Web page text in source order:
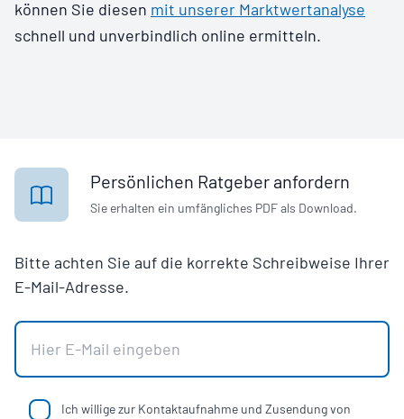
können Sie diesen mit unserer Marktwertanalyse
schnell und unverbindlich online ermitteln.
Persönlichen Ratgeber anfordern
Sie erhalten ein umfängliches PDF als Download.
Bitte achten Sie auf die korrekte Schreibweise Ihrer
E-Mail-Adresse.
Ich willige zur Kontaktaufnahme und Zusendung von